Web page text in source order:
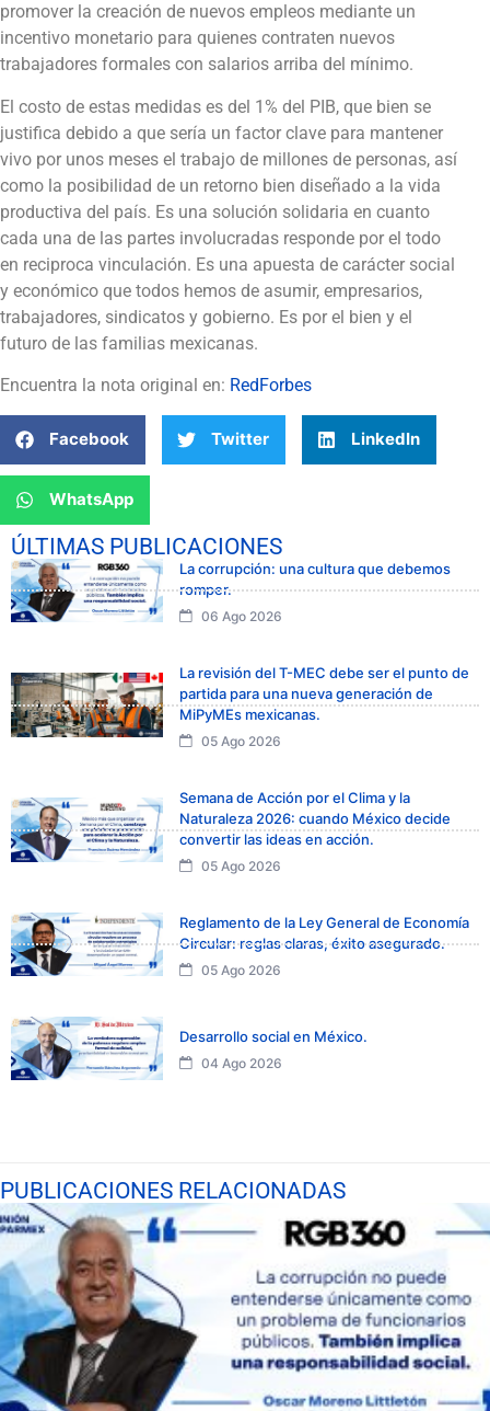
promover la creación de nuevos empleos mediante un
incentivo monetario para quienes contraten nuevos
trabajadores formales con salarios arriba del mínimo.
El costo de estas medidas es del 1% del PIB, que bien se
justifica debido a que sería un factor clave para mantener
vivo por unos meses el trabajo de millones de personas, así
como la posibilidad de un retorno bien diseñado a la vida
productiva del país. Es una solución solidaria en cuanto
cada una de las partes involucradas responde por el todo
en reciproca vinculación. Es una apuesta de carácter social
y económico que todos hemos de asumir, empresarios,
trabajadores, sindicatos y gobierno. Es por el bien y el
futuro de las familias mexicanas.
Encuentra la nota original en: RedForbes
Facebook Twitter LinkedIn
WhatsApp
ÚLTIMAS PUBLICACIONES
La corrupción: una cultura que debemos
romper.
06 Ago 2026
La revisión del T-MEC debe ser el punto de
partida para una nueva generación de
MiPyMEs mexicanas.
05 Ago 2026
Semana de Acción por el Clima y la
Naturaleza 2026: cuando México decide
convertir las ideas en acción.
05 Ago 2026
Reglamento de la Ley General de Economía
Circular: reglas claras, éxito asegurado.
05 Ago 2026
Desarrollo social en México.
04 Ago 2026
PUBLICACIONES RELACIONADAS